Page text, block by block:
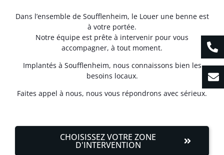
Dans l’ensemble de Soufflenheim, le Louer une benne est
à votre portée.
Notre équipe est prête à intervenir pour vous
accompagner, à tout moment.
Implantés à Soufflenheim, nous connaissons bien les
besoins locaux.
Faites appel à nous, nous vous répondrons avec sérieux.
CHOISISSEZ VOTRE ZONE
D'INTERVENTION